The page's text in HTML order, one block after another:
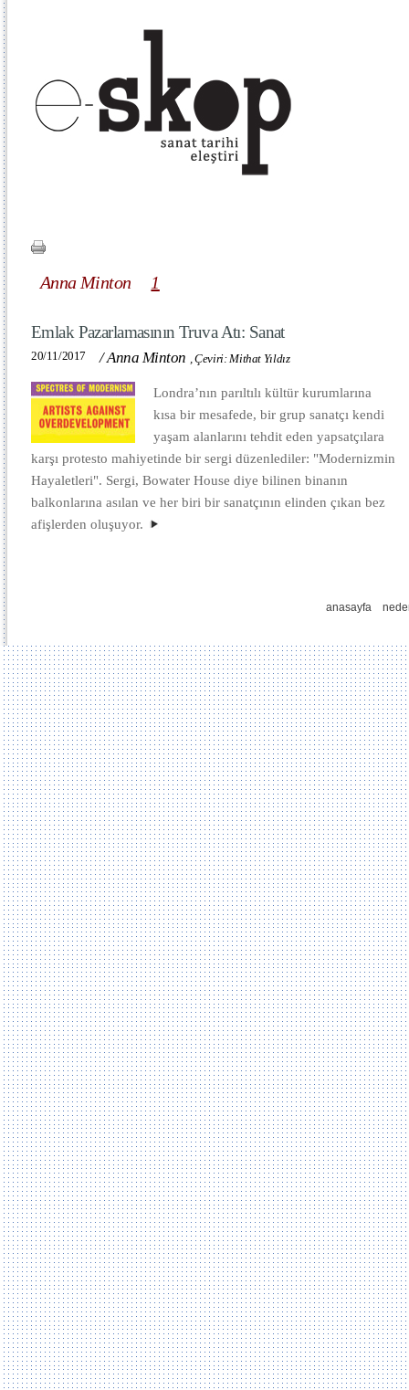
Anna Minton 1
Emlak Pazarlamasının Truva Atı: Sanat
20/11/2017 /Anna Minton ,Çeviri: Mithat Yıldız
Londra’nın parıltılı kültür kurumlarına
kısa bir mesafede, bir grup sanatçı kendi
yaşam alanlarını tehdit eden yapsatçılara
karşı protesto mahiyetinde bir sergi düzenlediler: "Modernizmin
Hayaletleri". Sergi, Bowater House diye bilinen binanın
balkonlarına asılan ve her biri bir sanatçının elinden çıkan bez
afişlerden oluşuyor.
anasayfa